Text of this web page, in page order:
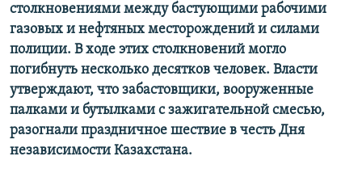
столкновениями между бастующими рабочими
газовых и нефтяных месторождений и силами
полиции. В ходе этих столкновений могло
погибнуть несколько десятков человек. Власти
утверждают, что забастовщики, вооруженные
палками и бутылками с зажигательной смесью,
разогнали праздничное шествие в честь Дня
независимости Казахстана.